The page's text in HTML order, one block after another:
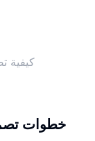
كيفية
خطوات